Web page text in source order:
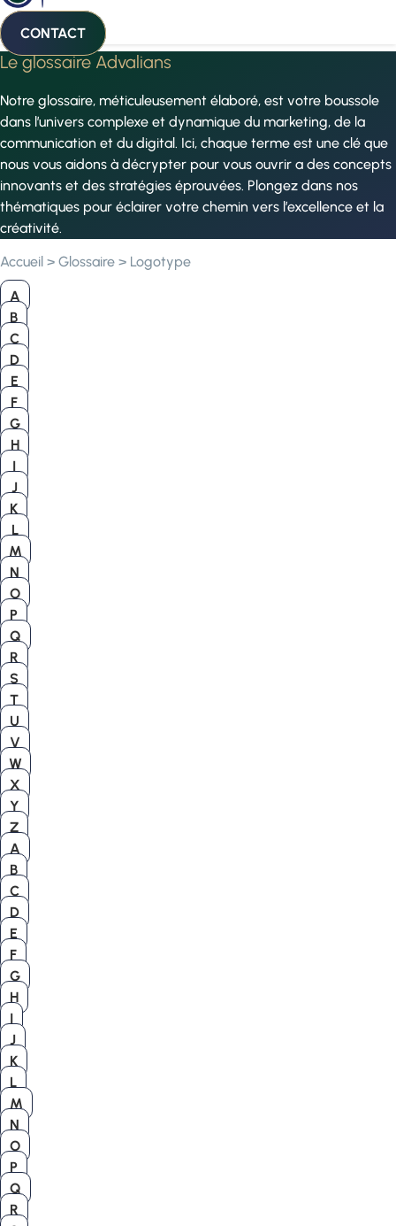
CONTACT
Le glossaire Advalians
Notre glossaire, méticuleusement élaboré, est votre boussole
dans l’univers complexe et dynamique du marketing, de la
communication et du digital. Ici, chaque terme est une clé que
nous vous aidons à décrypter pour vous ouvrir a des concepts
innovants et des stratégies éprouvées. Plongez dans nos
thématiques pour éclairer votre chemin vers l’excellence et la
créativité.
Accueil > Glossaire > Logotype
A
B
C
D
E
F
G
H
I
J
K
L
M
N
O
P
Q
R
S
T
U
V
W
X
Y
Z
A
B
C
D
E
F
G
H
I
J
K
L
M
N
O
P
Q
R